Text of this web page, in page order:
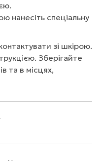
нанесіть спеціальну
зі шкірою.
Зберігайте
та в місцях,